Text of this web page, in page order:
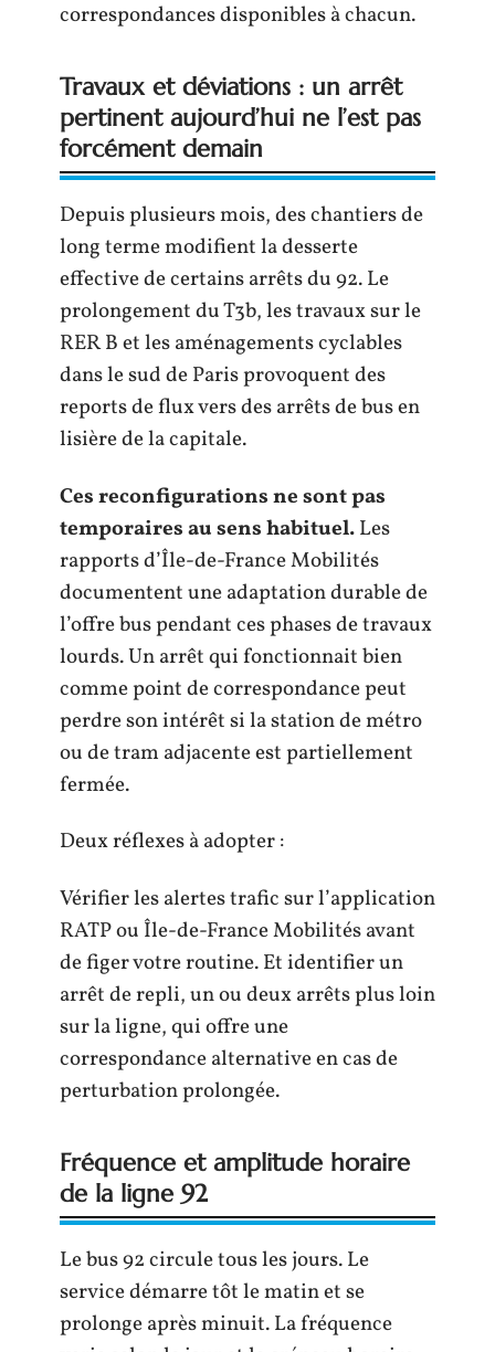
correspondances disponibles à chacun.
Travaux et déviations : un arrêt
pertinent aujourd’hui ne l’est pas
forcément demain
Depuis plusieurs mois, des chantiers de
long terme modifient la desserte
effective de certains arrêts du 92. Le
prolongement du T3b, les travaux sur le
RER B et les aménagements cyclables
dans le sud de Paris provoquent des
reports de flux vers des arrêts de bus en
lisière de la capitale.
Ces reconfigurations ne sont pas
temporaires au sens habituel.Les
rapports d’Île-de-France Mobilités
documentent une adaptation durable de
l’offre bus pendant ces phases de travaux
lourds. Un arrêt qui fonctionnait bien
comme point de correspondance peut
perdre son intérêt si la station de métro
ou de tram adjacente est partiellement
fermée.
Deux réflexes à adopter :
Vérifier les alertes trafic sur l’application
RATP ou Île-de-France Mobilités avant
de figer votre routine. Et identifier un
arrêt de repli, un ou deux arrêts plus loin
sur la ligne, qui offre une
correspondance alternative en cas de
perturbation prolongée.
Fréquence et amplitude horaire
de la ligne 92
Le bus 92 circule tous les jours. Le
service démarre tôt le matin et se
prolonge après minuit. La fréquence